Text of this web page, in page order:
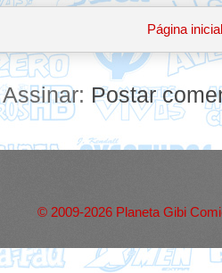
Página inicial
Assinar: Postar
© 2009-2026 Planeta Gibi